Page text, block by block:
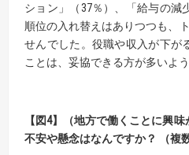
ション」（37％）、「給与の減
順位の入れ替えはありつつも、
せんでした。役職や収入が下が
ことは、妥協できる方が多いよう
【図4】（地方で働くことに興
不安や懸念はなんですか？ （複